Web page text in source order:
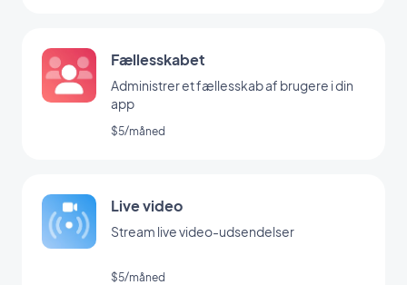
Fællesskabet
Administrer et fællesskab af brugere i din
app
$5/måned
Live video
Stream live video-udsendelser
$5/måned